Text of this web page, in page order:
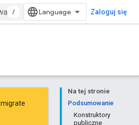
/ Zaloguj się
Na tej stronie
Podsumowanie
Konstruktory
publiczne
migrate